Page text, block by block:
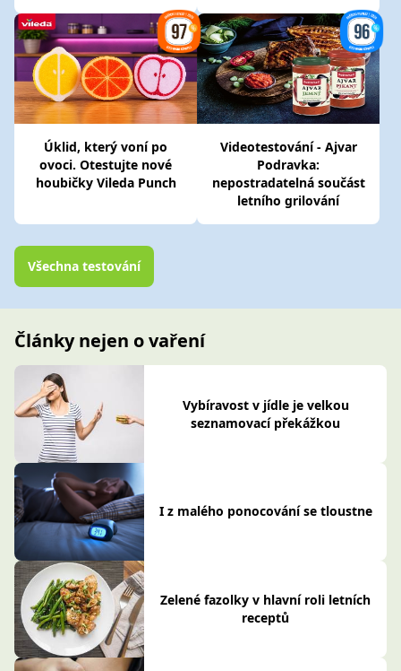
Úklid, který voní po
ovoci. Otestujte nové
houbičky Vileda Punch
Videotestování - Ajvar
Podravka:
nepostradatelná součást
letního grilování
Všechna testování
Články nejen o vaření
Vybíravost v jídle je velkou
seznamovací překážkou
I z malého ponocování se tloustne
Zelené fazolky v hlavní roli letních
receptů